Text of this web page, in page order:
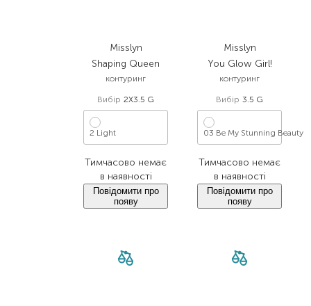
Misslyn
Shaping Queen
контуринг
Вибір 2X3.5 G
2 Light
Тимчасово немає
в наявності
Повідомити про
появу
Misslyn
You Glow Girl!
контуринг
Вибір 3.5 G
03 Be My Stunning Beauty
Тимчасово немає
в наявності
Повідомити про
появу